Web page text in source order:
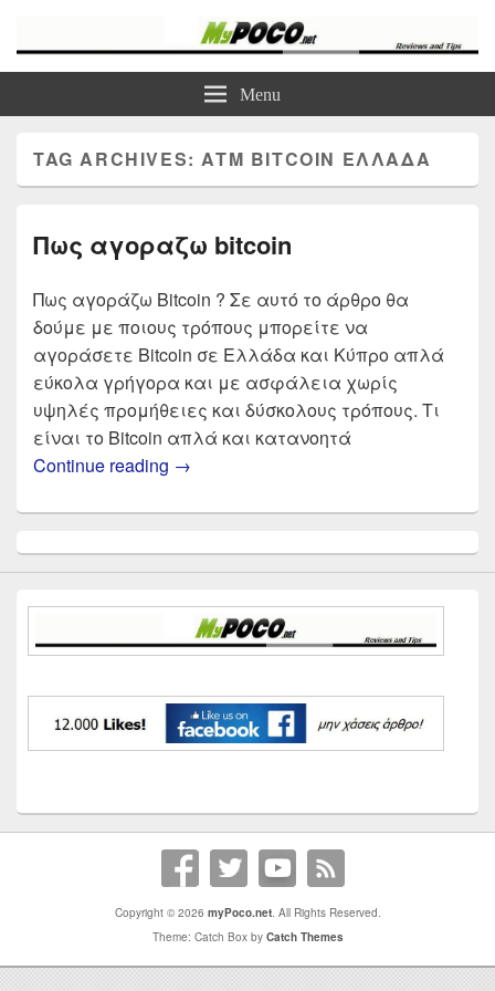
Τα καλύτερα Reviews , Συγκρίσεις , VPN , Webhosting
Menu
TAG ARCHIVES:ATM BITCOIN ΕΛΛΑΔΑ
Πως αγοραζω bitcoin
Πως αγοράζω Bitcoin ? Σε αυτό το άρθρο θα
δούμε με ποιους τρόπους μπορείτε να
αγοράσετε Bitcoin σε Ελλάδα και Κύπρο απλά
εύκολα γρήγορα και με ασφάλεια χωρίς
υψηλές προμήθειες και δύσκολους τρόπους. Τι
είναι το Bitcoin απλά και κατανοητά
Continue reading Πως αγοραζω bitcoin
→
Sidebar
Widget
Copyright © 2026 myPoco.net. All Rights Reserved.
Theme: Catch Box by Catch Themes